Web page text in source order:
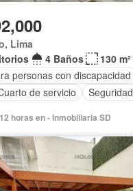
Lima
4 Baños
130 m²
personas con discapacidad
de servicio Seguridad
horas en - Inmobiliaria SD